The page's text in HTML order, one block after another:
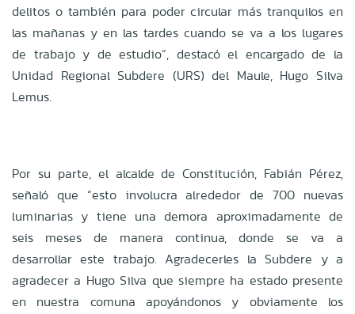
delitos o también para poder circular más tranquilos en
las mañanas y en las tardes cuando se va a los lugares
de trabajo y de estudio”, destacó el encargado de la
Unidad Regional Subdere (URS) del Maule, Hugo Silva
Lemus.
Por su parte, el alcalde de Constitución, Fabián Pérez,
señaló que “esto involucra alrededor de 700 nuevas
luminarias y tiene una demora aproximadamente de
seis meses de manera continua, donde se va a
desarrollar este trabajo. Agradecerles la Subdere y a
agradecer a Hugo Silva que siempre ha estado presente
en nuestra comuna apoyándonos y obviamente los